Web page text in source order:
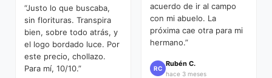
“Justo lo que buscaba,
sin florituras. Transpira
bien, sobre todo atrás, y
el logo bordado luce. Por
este precio, chollazo.
Para mí, 10/10.”
acuerdo de ir al campo
con mi abuelo. La
próxima cae otra para mi
hermano.”
RC
Rubén C.
hace 3 meses